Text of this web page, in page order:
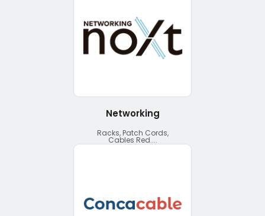
Networking
Racks, Patch Cords,
Cables Red....